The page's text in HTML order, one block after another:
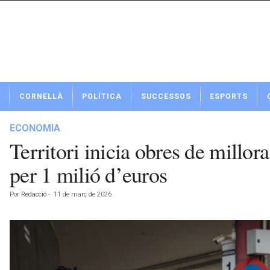
t
CORNELLÀ POLÍTICA SUCCESSOS ESPORTS
ECONOMIA
Territori inicia obres de millora
per 1 milió d’euros
Por Redacció - 11 de març de 2026